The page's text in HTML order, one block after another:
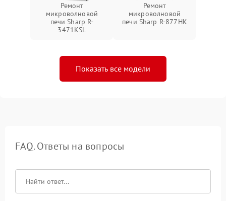
Ремонт
микроволновой
печи Sharp R-
3471KSL
Ремонт
микроволновой
печи Sharp R-877HK
Показать все модели
FAQ. Ответы на вопросы